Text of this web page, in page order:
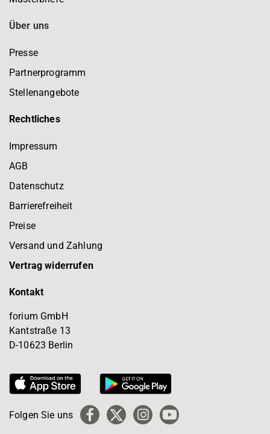
Über uns
Presse
Partnerprogramm
Stellenangebote
Rechtliches
Impressum
AGB
Datenschutz
Barrierefreiheit
Preise
Versand und Zahlung
Vertrag widerrufen
Kontakt
forium GmbH
Kantstraße 13
D-10623 Berlin
Folgen Sie uns Facebook
X
Instagram